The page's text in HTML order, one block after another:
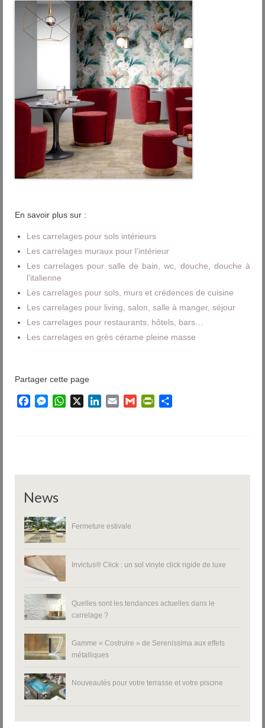
En savoir plus sur :
Les carrelages pour sols intérieurs
Les carrelages muraux pour l’intérieur
Les carrelages pour salle de bain, wc, douche, douche à
l’italienne
Les carrelages pour sols, murs et crédences de cuisine
Les carrelages pour living, salon, salle à manger, séjour
Les carrelages pour restaurants, hôtels, bars…
Les carrelages en grès cérame pleine masse
Partager cette page
FacebookMessenger
WhatsAppLinkedIn
Email Gmail PrintFriendly
News
Fermeture estivale
Invictus® Click : un sol vinyle click rigide de luxe
Quelles sont les tendances actuelles dans le
carrelage ?
Gamme « Costruire » de Serenissima aux effets
métalliques
Nouveautés pour votre terrasse et votre piscine